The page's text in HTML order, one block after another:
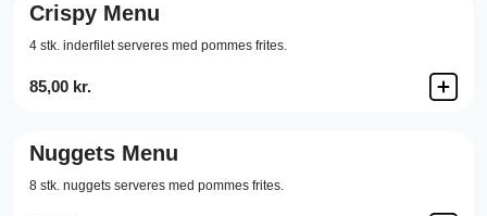
Crispy Menu
4 stk. inderfilet serveres med pommes frites.
85,00 kr.
Nuggets Menu
8 stk. nuggets serveres med pommes frites.